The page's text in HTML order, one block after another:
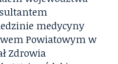
medycyny
Powiatowym w
Zdrowia